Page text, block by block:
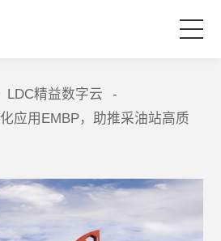
LDC精益数字云
-
应用EMBP，助推采油站高质